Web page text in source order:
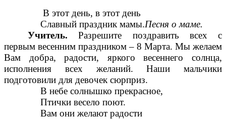
В этот день, в этот день
Славный праздник мамы.Песня о маме.
Учитель.Разрешите поздравить всех с
первым весенним праздником – 8 Марта. Мы желаем
Вам добра, радости, яркого весеннего солнца,
исполнения всех желаний. Наши мальчики
подготовили для девочек сюрприз.
В небе солнышко прекрасное,
Птички весело поют.
Вам они желают радости